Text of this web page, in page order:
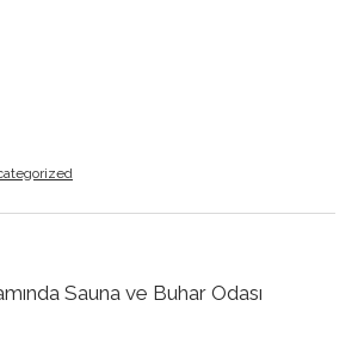
Sauna ve Buhar Odası